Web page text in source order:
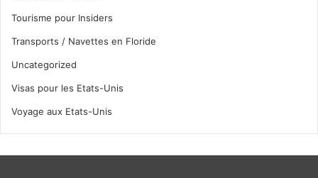
Tourisme pour Insiders
Transports / Navettes en Floride
Uncategorized
Visas pour les Etats-Unis
Voyage aux Etats-Unis